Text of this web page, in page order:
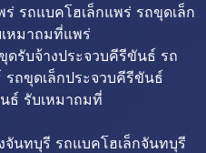
รถแบคโฮเล็กแพร่ รถขุดเล็ก
หมาถมที่แพร่
รับจ้างประจวบคีรีขันธ์ รถ
ถขุดเล็กประจวบคีรีขันธ์
ธ์ รับเหมาถมที่
นทบุรี รถแบคโฮเล็กจันทบุรี